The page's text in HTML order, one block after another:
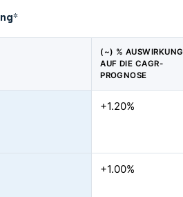
*
(~) % AUSWIRKUNG
AUF DIE CAGR-
PROGNOSE
+1.20%
+1.00%